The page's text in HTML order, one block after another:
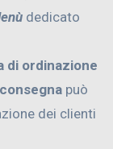
dedicato
di ordinazione
può
dei clienti